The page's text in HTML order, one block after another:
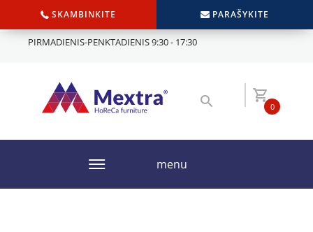
SKAMBINKITE PARAŠYKITE
PIRMADIENIS-PENKTADIENIS 9:30 - 17:30
0
menu